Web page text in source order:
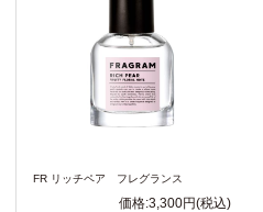
FR リッチペア フレグランス
価格:3,300円(税込)